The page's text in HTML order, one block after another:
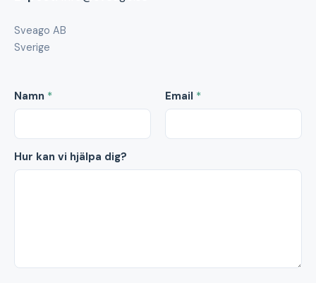
Sveago AB
Sverige
Namn * Email *
Hur kan vi hjälpa dig?